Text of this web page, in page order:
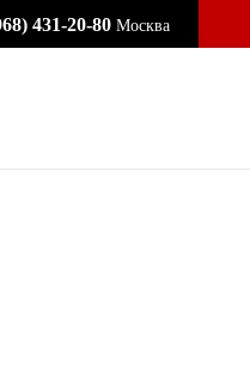
431-20-80 Москва